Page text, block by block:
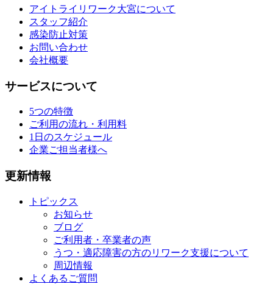
アイトライリワーク大宮について
スタッフ紹介
感染防止対策
お問い合わせ
会社概要
サービスについて
5つの特徴
ご利用の流れ・利用料
1日のスケジュール
企業ご担当者様へ
更新情報
トピックス
お知らせ
ブログ
ご利用者・卒業者の声
うつ・適応障害の方のリワーク支援について
周辺情報
よくあるご質問